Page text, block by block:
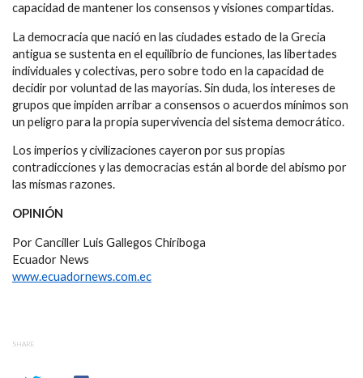
capacidad de mantener los consensos y visiones compartidas.
La democracia que nació en las ciudades estado de la Grecia
antigua se sustenta en el equilibrio de funciones, las libertades
individuales y colectivas, pero sobre todo en la capacidad de
decidir por voluntad de las mayorías. Sin duda, los intereses de
grupos que impiden arribar a consensos o acuerdos mínimos son
un peligro para la propia supervivencia del sistema democrático.
Los imperios y civilizaciones cayeron por sus propias
contradicciones y las democracias están al borde del abismo por
las mismas razones.
OPINIÓN
Por Canciller Luis Gallegos Chiriboga
Ecuador News
www.ecuadornews.com.ec
SHARE